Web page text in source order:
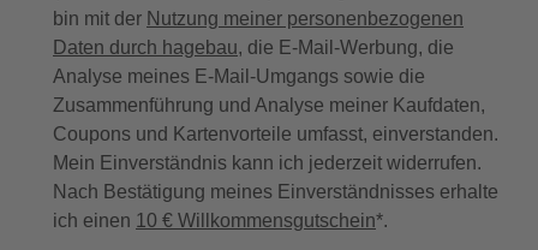
bin mit der Nutzung meiner personenbezogenen
Daten durch hagebau, die E-Mail-Werbung, die
Analyse meines E-Mail-Umgangs sowie die
Zusammenführung und Analyse meiner Kaufdaten,
Coupons und Kartenvorteile umfasst, einverstanden.
Mein Einverständnis kann ich jederzeit widerrufen.
Nach Bestätigung meines Einverständnisses erhalte
ich einen 10 € Willkommensgutschein*.